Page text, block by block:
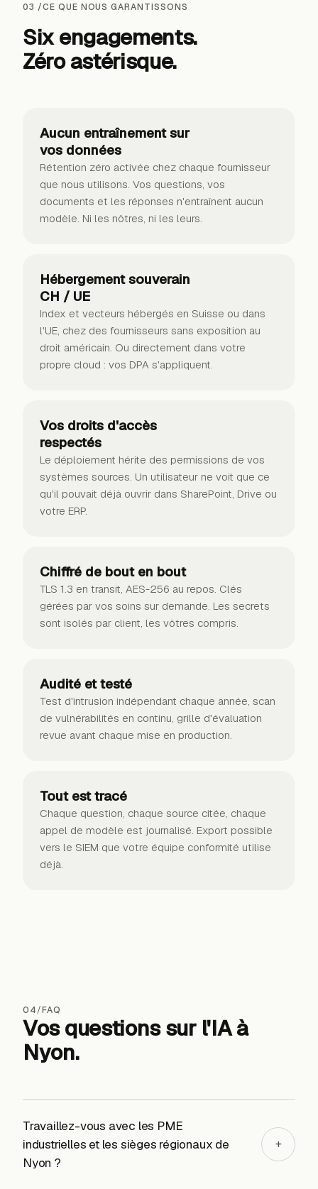
03 /CE QUE NOUS GARANTISSONS
Six engagements.
Zéro astérisque.
Aucun entraînement sur
vos données
Rétention zéro activée chez chaque fournisseur
que nous utilisons. Vos questions, vos
documents et les réponses n'entraînent aucun
modèle. Ni les nôtres, ni les leurs.
Hébergement souverain
CH / UE
Index et vecteurs hébergés en Suisse ou dans
l'UE, chez des fournisseurs sans exposition au
droit américain. Ou directement dans votre
propre cloud : vos DPA s'appliquent.
Vos droits d'accès
respectés
Le déploiement hérite des permissions de vos
systèmes sources. Un utilisateur ne voit que ce
qu'il pouvait déjà ouvrir dans SharePoint, Drive ou
votre ERP.
Chiffré de bout en bout
TLS 1.3 en transit, AES-256 au repos. Clés
gérées par vos soins sur demande. Les secrets
sont isolés par client, les vôtres compris.
Audité et testé
Test d'intrusion indépendant chaque année, scan
de vulnérabilités en continu, grille d'évaluation
revue avant chaque mise en production.
Tout est tracé
Chaque question, chaque source citée, chaque
appel de modèle est journalisé. Export possible
vers le SIEM que votre équipe conformité utilise
déjà.
04/FAQ
Vos questions sur l'IAà
Nyon.
Travaillez-vous avec les PME
industrielles et les sièges régionaux de
Nyon ?
+